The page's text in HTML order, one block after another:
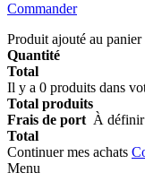
Commander
Produit ajouté au panier
Quantité
Total
Il y a 0 produits dans
Total produits
Frais de port À définir
Total
Continuer mes achats
Menu